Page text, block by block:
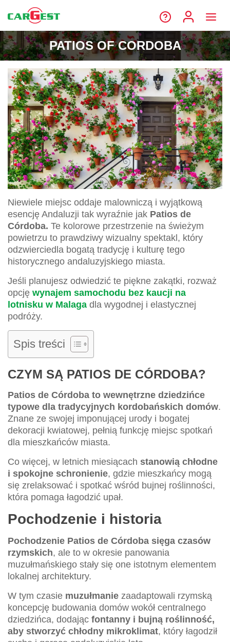
PATIOS OF CORDOBA
Niewiele miejsc oddaje malowniczą i wyjątkową
esencję Andaluzji tak wyraźnie jak Patios de
Córdoba. Te kolorowe przestrzenie na świeżym
powietrzu to prawdziwy wizualny spektakl, który
odzwierciedla bogatą tradycję i kulturę tego
historycznego andaluzyjskiego miasta.
Jeśli planujesz odwiedzić te piękne zakątki, rozważ
opcję wynajem samochodu bez kaucji na
lotnisku w Malaga dla wygodnej i elastycznej
podróży.
Spis treści
CZYM SĄ PATIOS DE CÓRDOBA?
Patios de Córdoba to wewnętrzne dziedzińce
typowe dla tradycyjnych kordobańskich domów.
Znane ze swojej imponującej urody i bogatej
dekoracji kwiatowej, pełnią funkcję miejsc spotkań
dla mieszkańców miasta.
Co więcej, w letnich miesiącach stanowią chłodne
i spokojne schronienie, gdzie mieszkańcy mogą
się zrelaksować i spotkać wśród bujnej roślinności,
która pomaga łagodzić upał.
Pochodzenie i historia
Pochodzenie Patios de Córdoba sięga czasów
rzymskich, ale to w okresie panowania
muzułmańskiego stały się one istotnym elementem
lokalnej architektury.
W tym czasie muzułmanie zaadaptowali rzymską
koncepcję budowania domów wokół centralnego
dziedzińca, dodając fontanny i bujną roślinność,
aby stworzyć chłodny mikroklimat, który łagodził